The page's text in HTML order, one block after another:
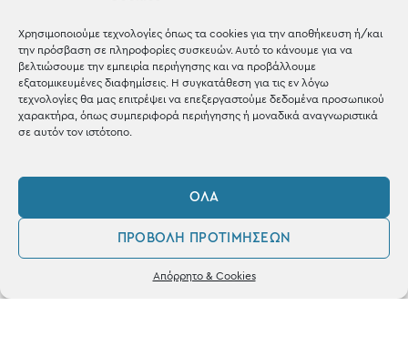
Χρησιμοποιούμε τεχνολογίες όπως τα cookies για την αποθήκευση ή/και
την πρόσβαση σε πληροφορίες συσκευών. Αυτό το κάνουμε για να
βελτιώσουμε την εμπειρία περιήγησης και να προβάλλουμε
εξατομικευμένες διαφημίσεις. Η συγκατάθεση για τις εν λόγω
τεχνολογίες θα μας επιτρέψει να επεξεργαστούμε δεδομένα προσωπικού
χαρακτήρα, όπως συμπεριφορά περιήγησης ή μοναδικά αναγνωριστικά
σε αυτόν τον ιστότοπο.
ΌΛΑ
ΠΡΟΒΟΛΉ ΠΡΟΤΙΜΉΣΕΩΝ
Απόρρητο & Cookies
Blog
Shop the look
ΚΑΤΑΣΤΗΜΑ
Σταθά 17, 38221 Βόλος
Δευ / Τετ / Σαβ: 09:00 - 15:00
0